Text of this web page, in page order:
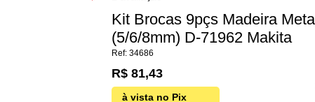
Kit Brocas 9pçs Madeira
(5/6/8mm) D-71962 Makita
34686
R$ 81,43